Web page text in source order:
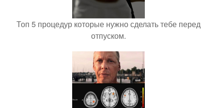
Топ 5 процедур которые нужно сделать тебе перед
отпуском.